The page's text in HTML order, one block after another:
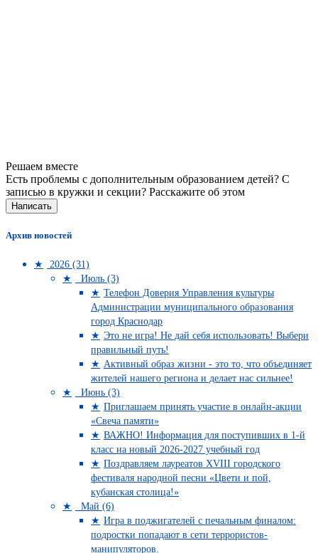
Решаем вместе
Есть проблемы с дополнительным образованием детей? С
записью в кружки и секции? Расскажите об этом
Написать
Архив новостей
2026 (31)
Июль (3)
Телефон Доверия Управления культуры
Администрации муниципального образования
город Краснодар
Это не игра! Не дай себя использовать! Выбери
правильный путь!
Активный образ жизни - это то, что объединяет
жителей нашего региона и делает нас сильнее!
Июнь (3)
Приглашаем принять участие в онлайн-акции
«Свеча памяти»
ВАЖНО! Информация для поступивших в 1-й
класс на новый 2026-2027 учебный год
Поздравляем лауреатов XVIII городского
фестиваля народной песни «Цвети и пой,
кубанская столица!»
Май (6)
Игра в поджигателей с печальным финалом:
подростки попадают в сети террористов-
манипуляторов.